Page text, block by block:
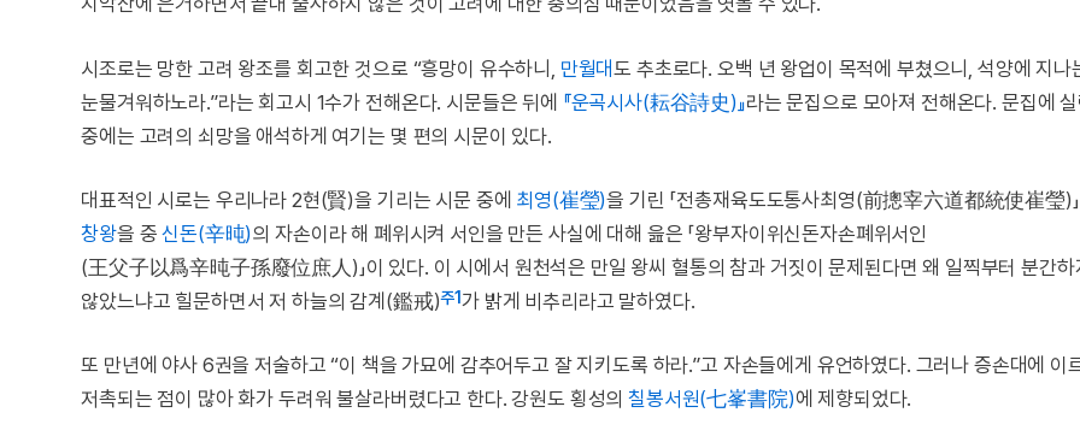
시조로는 망한 고려 왕조를 회고한 것으로 “흥망이 유수하니, 만월대도 추초로다. 오백 년 왕업이 목적에 부쳤으니, 석양에 지
눈물겨워하노라.”라는 회고시 1수가 전해온다. 시문들은 뒤에 『운곡시사(耘谷詩史)』라는 문집으로 모아져 전해온다. 문집에
중에는 고려의 쇠망을 애석하게 여기는 몇 편의 시문이 있다.
대표적인 시로는 우리나라 2현(賢)을 기리는 시문 중에 최영(崔瑩)을 기린 「전총재육도도통사최영(前摠宰六道都統使崔瑩)
창왕을 중신돈(辛旽)의 자손이라 해 폐위시켜 서인을 만든 사실에 대해 읊은 「왕부자이위신돈자손폐위서인
(王父子以爲辛旽子孫廢位庶人)」이 있다. 이 시에서 원천석은 만일 왕씨 혈통의 참과 거짓이 문제된다면 왜 일찍부터 분간하
않았느냐고 힐문하면서 저 하늘의 감계(鑑戒)주1가 밝게 비추리라고 말하였다.
또 만년에 야사 6권을 저술하고 “이 책을 가묘에 감추어두고 잘 지키도록 하라.”고 자손들에게 유언하였다. 그러나 증손대에 이
저촉되는 점이 많아 화가 두려워 불살라버렸다고 한다. 강원도 횡성의칠봉서원(七峯書院)에 제향되었다.